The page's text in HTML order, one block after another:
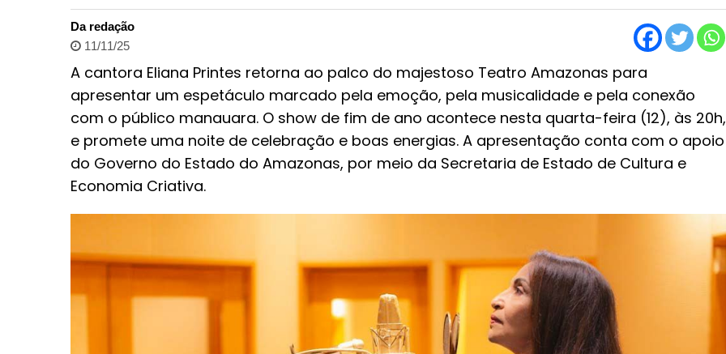
Da redação
11/11/25
A cantora Eliana Printes retorna ao palco do majestoso Teatro Amazonas para
apresentar um espetáculo marcado pela emoção, pela musicalidade e pela conexão
com o público manauara. O show de fim de ano acontece nesta quarta-feira (12), às 20h,
e promete uma noite de celebração e boas energias. A apresentação conta com o apoio
do Governo do Estado do Amazonas, por meio da Secretaria de Estado de Cultura e
Economia Criativa.